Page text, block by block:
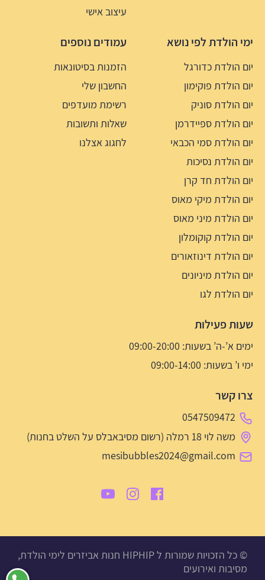
עיצוב אישי
ימי הולדת לפי נושא
יום הולדת כדורגל
יום הולדת פוקימון
יום הולדת סוניק
יום הולדת ספיידרמן
יום הולדת סמי הכבאי
יום הולדת נסיכות
יום הולדת חד קרן
יום הולדת מיקי מאוס
יום הולדת מיני מאוס
יום הולדת קוקומלון
יום הולדת דינוזאורים
יום הולדת מיניונים
יום הולדת לגו
עמודים נוספים
הזמנות בסיטונאות
החשבון שלי
רשימת מועדפים
שאלות ותשובות
לחגוג אצלנו
שעות פעילות
ימים א’-ה’ בשעות: 09:00-20:00
ימי ו’ בשעות: 09:00-14:00
צרו קשר
0547509472
משה לוי 18 רמלה (רשום מסיבאבלס על השלט בחנות)
mesibubbles2024@gmail.com
© כל הזכויות שמורות ל HIPHIP חנות אביזרים לימי הולדת,
מסיבות ואירועים